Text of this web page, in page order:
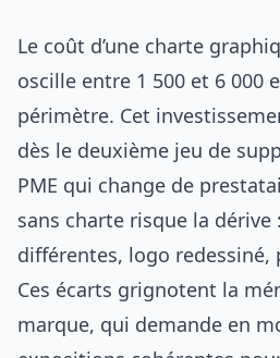
Le coût d’une charte
oscille entre 1 500 et 6 000
périmètre. Cet
dès le deuxième jeu de
PME qui change de
sans charte risque la dérive
différentes, logo redessiné,
Ces écarts grignotent la
marque, qui demande en